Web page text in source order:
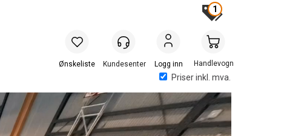
Priser inkl. mva.
Logg inn Handlevogn
1